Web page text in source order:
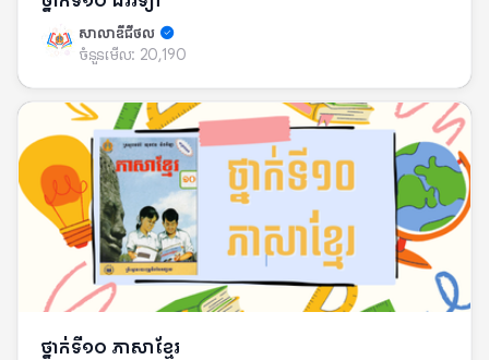
សាលាឌីជីថល
ចំនួនមើល: 20,190
ថ្នាក់ទី១០ ភាសាខ្មែរ